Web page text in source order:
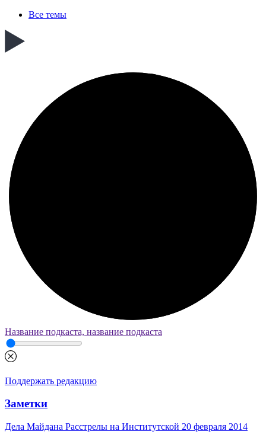
Все темы
Название подкаста, название подкаста
Поддержать редакцию
Заметки
Дела Майдана Расстрелы на Институтской 20 февраля 2014